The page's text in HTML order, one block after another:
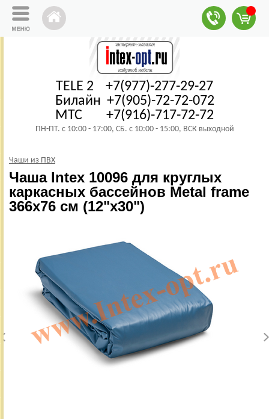
TELE 2 +7(977)-277-29-27
Билайн +7(905)-72-72-072
МТС +7(916)-717-72-72
ПН-ПТ. с 10:00 - 17:00, СБ. с 10:00 - 15:00, ВСК выходной
Чаши из ПВХ
Чаша Intex 10096 для круглых
каркасных бассейнов Metal frame
366х76 см (12"х30")